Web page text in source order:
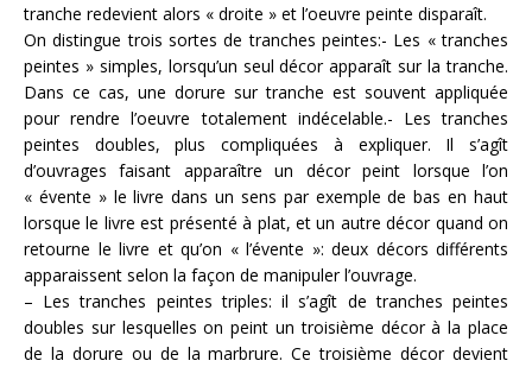
tranche redevient alors « droite » et l’oeuvre peinte disparaît.
On distingue trois sortes de tranches peintes:- Les « tranches
peintes » simples, lorsqu’un seul décor apparaît sur la tranche.
Dans ce cas, une dorure sur tranche est souvent appliquée
pour rendre l’oeuvre totalement indécelable.- Les tranches
peintes doubles, plus compliquées à expliquer. Il s’agît
d’ouvrages faisant apparaître un décor peint lorsque l’on
« évente » le livre dans un sens par exemple de bas en haut
lorsque le livre est présenté à plat, et un autre décor quand on
retourne le livre et qu’on « l’évente »: deux décors différents
apparaissent selon la façon de manipuler l’ouvrage.
– Les tranches peintes triples: il s’agît de tranches peintes
doubles sur lesquelles on peint un troisième décor à la place
de la dorure ou de la marbrure. Ce troisième décor devient